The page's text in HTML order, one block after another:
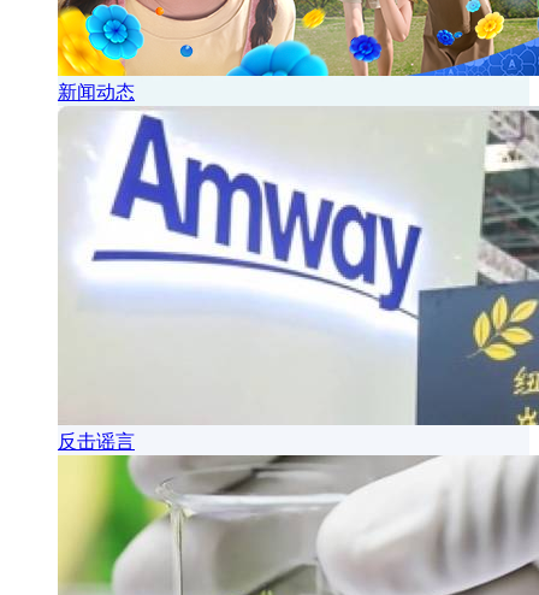
新闻动态
反击谣言